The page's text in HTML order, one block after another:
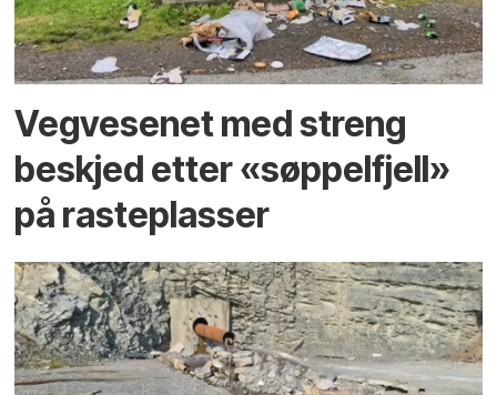
Vegvesenet med streng
beskjed etter «søppelfjell»
på rasteplasser